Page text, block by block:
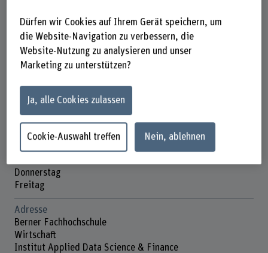
Kontakt
+41 31 848 34 50
E-Mail anzeigen
www.bfh.ch/de/thomas-jarchow
Präsenzzeit
Montag
Dienstag
Donnerstag
Freitag
Adresse
Berner Fachhochschule
Wirtschaft
Institut Applied Data Science & Finance
Dürfen wir Cookies auf Ihrem Gerät speichern, um
die Website-Navigation zu verbessern, die
Website-Nutzung zu analysieren und unser
Marketing zu unterstützen?
Ja, alle Cookies zulassen
Cookie-Auswahl treffen Nein, ablehnen